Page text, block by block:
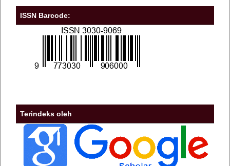
ISSN Barcode:
Terindeks oleh